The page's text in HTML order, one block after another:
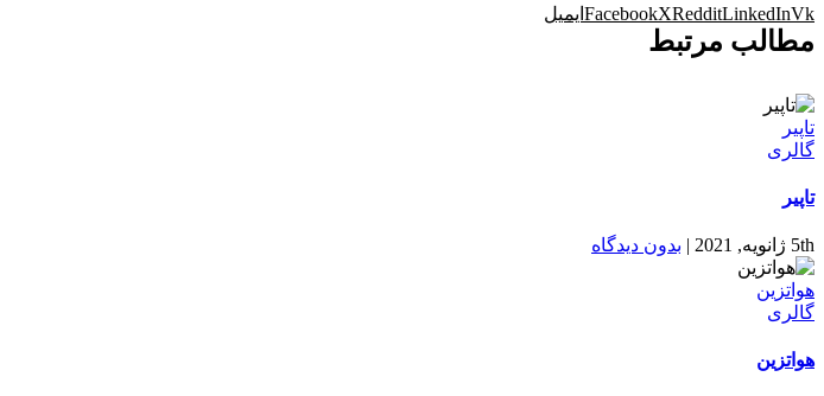
FacebookXRedditLinkedInVk ایمیل
مطالب مرتبط
تاپیر
گالری
تاپیر
5th ژانویه, 2021 | بدون دیدگاه
هواتزین
گالری
هواتزین